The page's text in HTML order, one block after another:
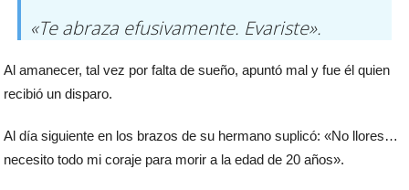
«Te abraza efusivamente. Evariste».
Al amanecer, tal vez por falta de sueño, apuntó mal y fue él quien
recibió un disparo.
Al día siguiente en los brazos de su hermano suplicó: «No llores…
necesito todo mi coraje para morir a la edad de 20 años».